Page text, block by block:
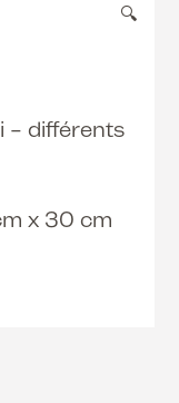
🔍
– différents
x 30 cm